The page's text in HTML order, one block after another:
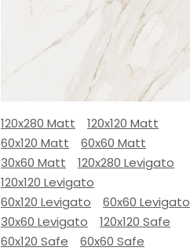
120x280 Matt
120x120 Matt
60x120 Matt
60x60 Matt
30x60 Matt
120x280 Levigato
120x120 Levigato
60x120 Levigato
60x60 Levigato
30x60 Levigato
120x120 Safe
60x120 Safe
60x60 Safe